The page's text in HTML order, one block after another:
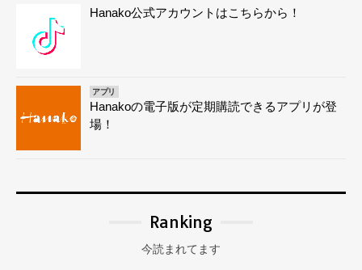
Hanako公式アカウントはこちらから！
アプリ
Hanakoの電子版が定期購読できるアプリが登
場！
Ranking
今読まれてます